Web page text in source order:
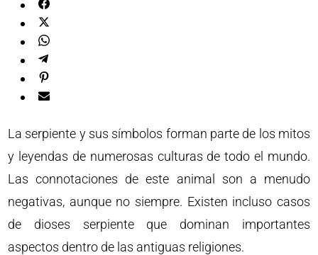
La serpiente y sus símbolos forman parte de los mitos
y leyendas de numerosas culturas de todo el mundo.
Las connotaciones de este animal son a menudo
negativas, aunque no siempre. Existen incluso casos
de dioses serpiente que dominan importantes
aspectos dentro de las antiguas religiones.